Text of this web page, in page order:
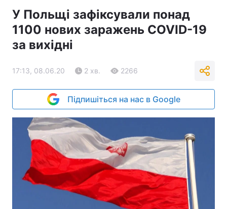
У Польщі зафіксували понад
1100 нових заражень COVID-19
за вихідні
17:13, 08.06.20 2 хв. 2266
Підпишіться на нас в Google